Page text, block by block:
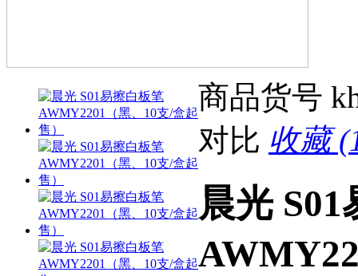
商品货号
对比 收藏
晨光